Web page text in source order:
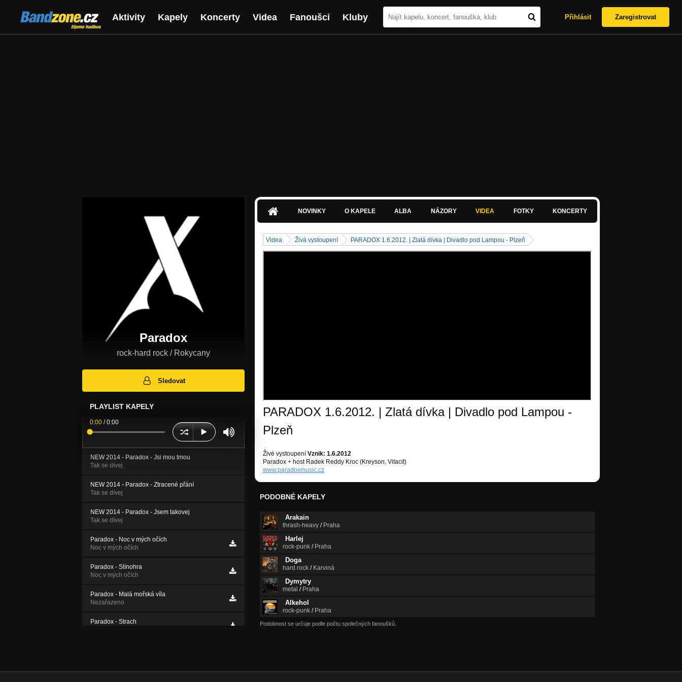
Bandzone.cz
žijeme hudbou
Aktivity Kapely Koncerty Videa Fanoušci Kluby Přihlásit Zaregistrovat
Paradox
rock-hard rock / Rokycany
Sledovat
PLAYLIST KAPELY
0:00 /0:00
NEW 2014 - Paradox - Jsi mou tmou
Tak se dívej
NEW 2014 - Paradox - Ztracené přání
Tak se dívej
NEW 2014 - Paradox - Jsem takovej
Tak se dívej
Paradox - Noc v mých očích
Noc v mých očích
Paradox - Stínohra
Noc v mých očích
Paradox - Malá mořská víla
Nezařazeno
Paradox - Strach
NOVINKY O KAPELE ALBA NÁZORY VIDEA FOTKY KONCERTY
Videa Živá vystoupení PARADOX 1.6.2012. | Zlatá dívka | Divadlo pod Lampou - Plzeň
PARADOX 1.6.2012. | Zlatá dívka | Divadlo pod Lampou -
Plzeň
Živé vystoupení Vznik: 1.6.2012
Paradox + host Radek Reddy Kroc (Kreyson, Vitacit)
www.paradoxmusic.cz
PODOBNÉ KAPELY
Arakain
thrash-heavy / Praha
Harlej
rock-punk / Praha
Doga
hard rock / Karviná
Dymytry
metal / Praha
Alkehol
rock-punk / Praha
Podobnost se určuje podle počtu společných fanoušků.